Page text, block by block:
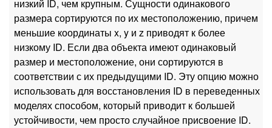
низкий ID, чем крупным. Сущности одинакового
размера сортируются по их местоположению, причем
меньшие координаты x, y и z приводят к более
низкому ID. Если два объекта имеют одинаковый
размер и местоположение, они сортируются в
соответствии с их предыдущими ID. Эту опцию можно
использовать для восстановления ID в переведенных
моделях способом, который приводит к большей
устойчивости, чем просто случайное присвоение ID.